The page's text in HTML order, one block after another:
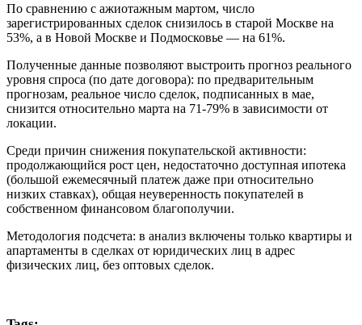
По сравнению с ажиотажным мартом, число
зарегистрированных сделок снизилось в старой Москве на
53%, а в Новой Москве и Подмосковье — на 61%.
Полученные данные позволяют выстроить прогноз реального
уровня спроса (по дате договора): по предварительным
прогнозам, реальное число сделок, подписанных в мае,
снизится относительно марта на 71-79% в зависимости от
локации.
Среди причин снижения покупательской активности:
продолжающийся рост цен, недостаточно доступная ипотека
(большой ежемесячный платеж даже при относительно
низких ставках), общая неуверенность покупателей в
собственном финансовом благополучии.
Методология подсчета: в анализ включены только квартиры и
апартаменты в сделках от юридических лиц в адрес
физических лиц, без оптовых сделок.